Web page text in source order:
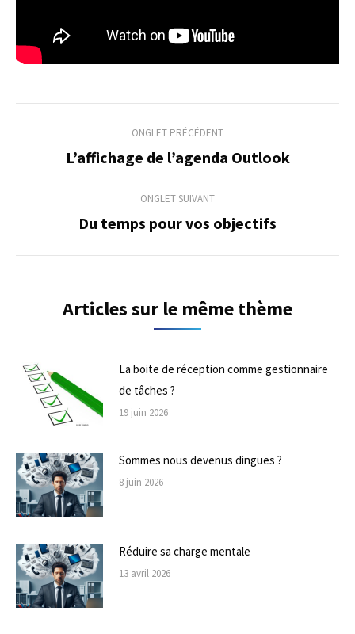
Navigation
commentaire
ONGLET PRÉCÉDENT
Onglet
L’affichage de l’agenda Outlook
ONGLET SUIVANT
Onglet
Du temps pour vos objectifs
Articles sur le même thème
La boite de réception comme gestionnaire
de tâches ?
19 juin 2026
Sommes nous devenus dingues ?
8 juin 2026
Réduire sa charge mentale
13 avril 2026